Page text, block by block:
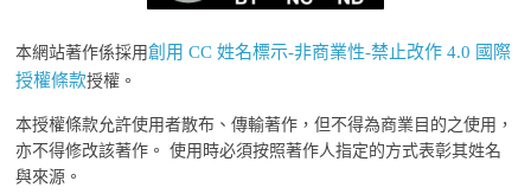
本網站著作係採用創用 CC 姓名標示-非商業性-禁止改作 4.0 國際
授權條款授權。
本授權條款允許使用者散布、傳輸著作，但不得為商業目的之使用，
亦不得修改該著作。 使用時必須按照著作人指定的方式表彰其姓名
與來源。